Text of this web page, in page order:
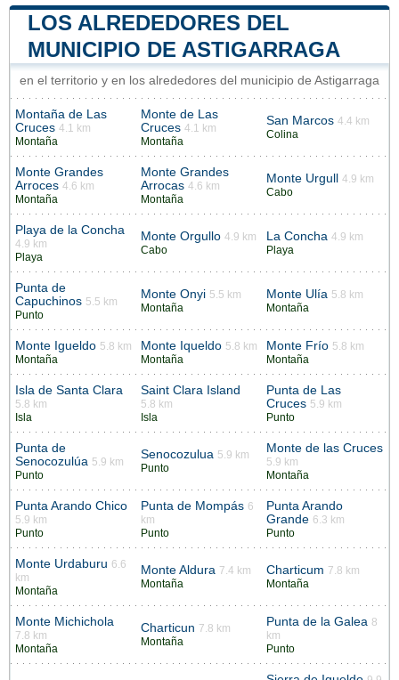
LOS ALREDEDORES DEL
MUNICIPIO DE ASTIGARRAGA
en el territorio y en los alrededores del municipio de Astigarraga
Montaña de Las
Cruces 4.1 km
Montaña
Monte de Las
Cruces 4.1 km
Montaña
San Marcos 4.4 km
Colina
Monte Grandes
Arroces 4.6 km
Montaña
Monte Grandes
Arrocas 4.6 km
Montaña
Monte Urgull
4.9 km
Cabo
Playa de la Concha
4.9 km
Playa
Monte Orgullo 4.9 km
Cabo
La Concha 4.9 km
Playa
Punta de
Capuchinos 5.5 km
Punto
Monte Onyi 5.5 km
Montaña
Monte Ulía 5.8 km
Montaña
Monte Igueldo 5.8 km
Montaña
Monte Iqueldo 5.8 km
Montaña
Monte Frío 5.8 km
Montaña
Isla de Santa Clara
5.8 km
Isla
Saint Clara Island
5.8 km
Isla
Punta de Las
Cruces 5.9 km
Punto
Punta de
Senocozulúa 5.9 km
Punto
Senocozulua 5.9 km
Punto
Monte de las Cruces
5.9 km
Montaña
Punta Arando Chico
5.9 km
Punto
Punta de Mompás 6
km
Punto
Punta Arando
Grande 6.3 km
Punto
Monte Urdaburu 6.6
km
Montaña
Monte Aldura 7.4 km
Montaña
Charticum 7.8 km
Montaña
Monte Michichola
7.8 km
Montaña
Charticun 7.8 km
Montaña
Punta de la Galea 8
km
Punto